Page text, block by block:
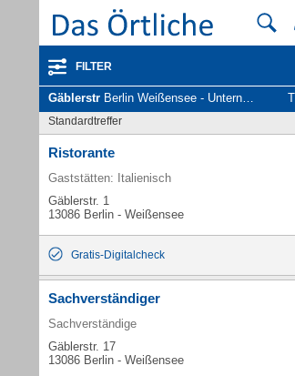
FILTER
Gäblerstr Berlin Weißensee - Unternehmen und Personen
Standardtreffer
Ristorante
Gaststätten: Italienisch
Gäblerstr. 1
13086 Berlin - Weißensee
Gratis-Digitalcheck
Sachverständiger
Sachverständige
Gäblerstr. 17
13086 Berlin - Weißensee